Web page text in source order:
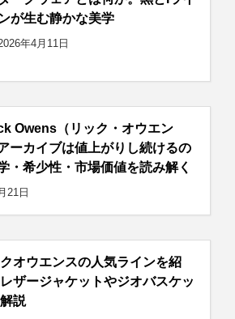
ンが生む静かな美学
年4月11日
Owens（リック・オウエン
ーカイブは値上がりし続けるの
・希少性・市場価値を読み解く
21日
オウエンスの人気ラインを紹
ザージャケットやジオバスケッ
解説